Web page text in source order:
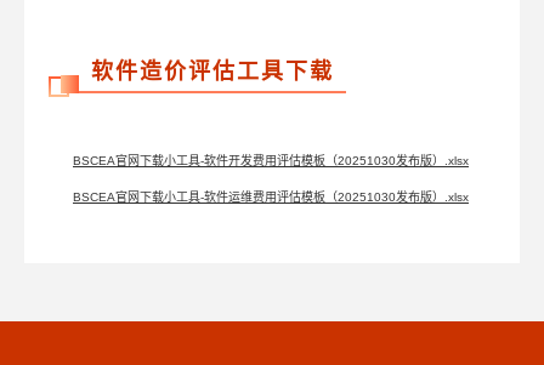
软件造价评估工具下载
BSCEA官网下载小工具-软件开发费用评估模板（20251030发布版）.xlsx
BSCEA官网下载小工具-软件运维费用评估模板（20251030发布版）.xlsx